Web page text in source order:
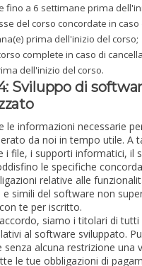
fino a 6 settimane prima
del corso concordate in
prima dell'inizio del corso;
complete in caso di
dell'inizio del corso.
Sviluppo di
le informazioni necessarie
da noi in tempo utile. A
i file, i supporti informatici, il
le specifiche
relative alle
simili del software non
te per iscritto.
siamo i titolari di
al software sviluppato.
senza alcuna restrizione una
le tue obbligazioni di